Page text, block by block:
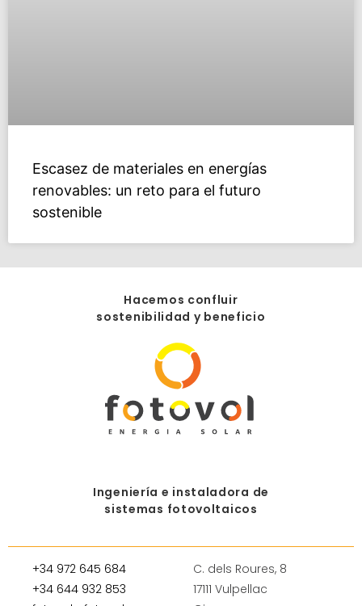
Escasez de materiales en energías
renovables: un reto para el futuro
sostenible
Hacemos confluir
sostenibilidad y beneficio
Ingeniería e instaladora de
sistemas fotovoltaicos
+34 972 645 684
+34 644 932 853
C. dels Roures, 8
17111 Vulpellac